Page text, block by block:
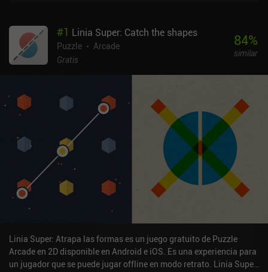
#1 Linia Super: Catch the shapes
Puzzle
Arcade
Gratis
84%
similar
Linia Super: Atrapa las formas es un juego gratuito de Puzzle
Arcade en 2D disponible en Android e iOS. Es una experiencia para
un jugador que se puede jugar offline en modo retrato. Linia Super: